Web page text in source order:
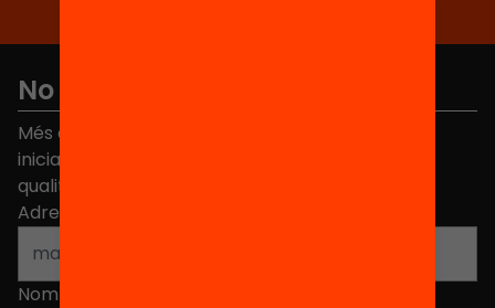
No et perdis res
Més de 40.000 persones ja han triat Equitat. Rep
iniciatives, propostes i projectes per millorar la
qualitat de l'educació a Catalunya.
Adreça electrònica
Nom